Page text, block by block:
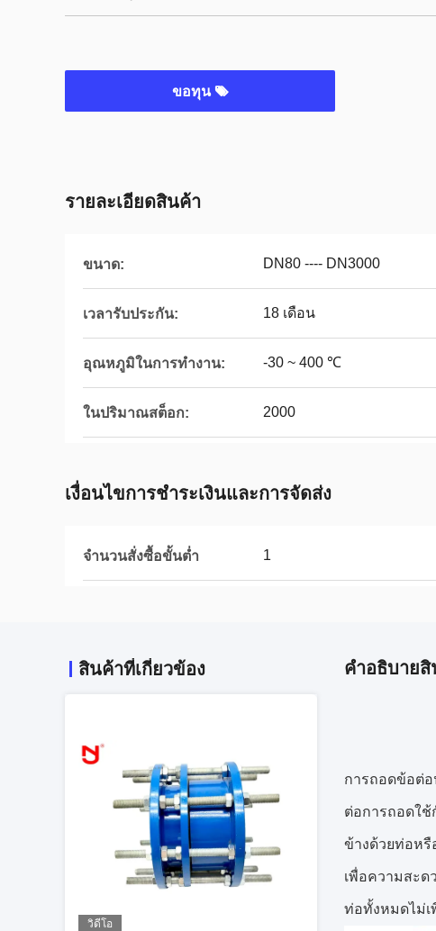
ขอทุน
รายละเอียดสินค้า
ขนาด: DN80 ---- DN3000
เวลารับประกัน: 18 เดือน
อุณหภูมิในการทำงาน: -30 ~ 400 ℃
ในปริมาณสต็อก: 2000
เงื่อนไขการชำระเงินและการจัดส่ง
จำนวนสั่งซื้อขั้นต่ำ 1
สินค้าที่เกี่ยวข้อง
วิดีโอ
คําอธิบาย
การถอดข้อต่
ต่อการถอดใ
ข้างด้วยท่อห
เพื่อความสะด
ท่อทั้งหมดไม่เ